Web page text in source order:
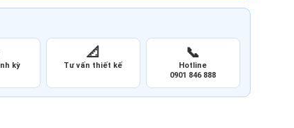
kỳ
📐
Tư vấn thiết kế
📞
Hotline
0901 846 888